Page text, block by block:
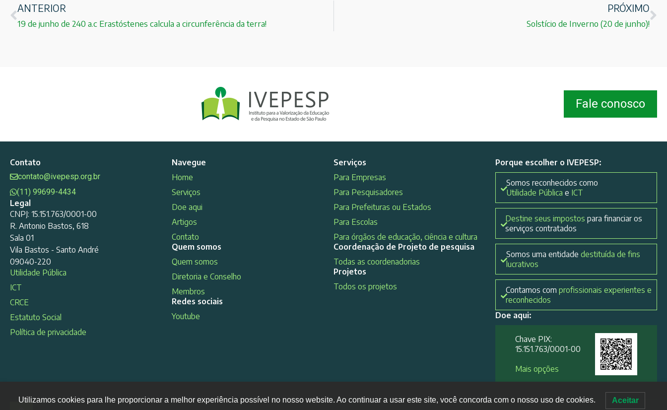
ANTERIOR
19 de junho de 240 a.c Erastóstenes calcula a circunferência da terra!
PRÓXIMO
Solstício de Inverno (20 de junho)!
Fale conosco
Contato
contato@ivepesp.org.br
(11) 99699-4434
Legal
CNPJ: 15.151.763/0001-00
R. Antonio Bastos, 618
Sala 01
Vila Bastos - Santo André
09040-220
Utilidade Pública
ICT
CRCE
Estatuto Social
Política de privacidade
Navegue
Home
Serviços
Doe aqui
Artigos
Contato
Quem somos
Quem somos
Diretoria e Conselho
Membros
Redes sociais
Youtube
Serviços
Para Empresas
Para Pesquisadores
Para Prefeituras ou Estados
Para Escolas
Para órgãos de educação, ciência e cultura
Coordenação de Projeto de pesquisa
Todas as coordenadorias
Projetos
Todos os projetos
Porque escolher o IVEPESP:
Somos reconhecidos como
Utilidade Pública e ICT
Destine seus impostos para financiar os
serviços contratados
Somos uma entidadedestituída de fins
lucrativos
Contamos com profissionais experientes e
reconhecidos
Doe aqui:
Chave PIX:
15.151.763/0001-00​
Mais opções
Utilizamos cookies para lhe proporcionar a melhor experiência possível no nosso website. Ao continuar a usar este site, você concorda com o nosso uso de cookies. Aceitar